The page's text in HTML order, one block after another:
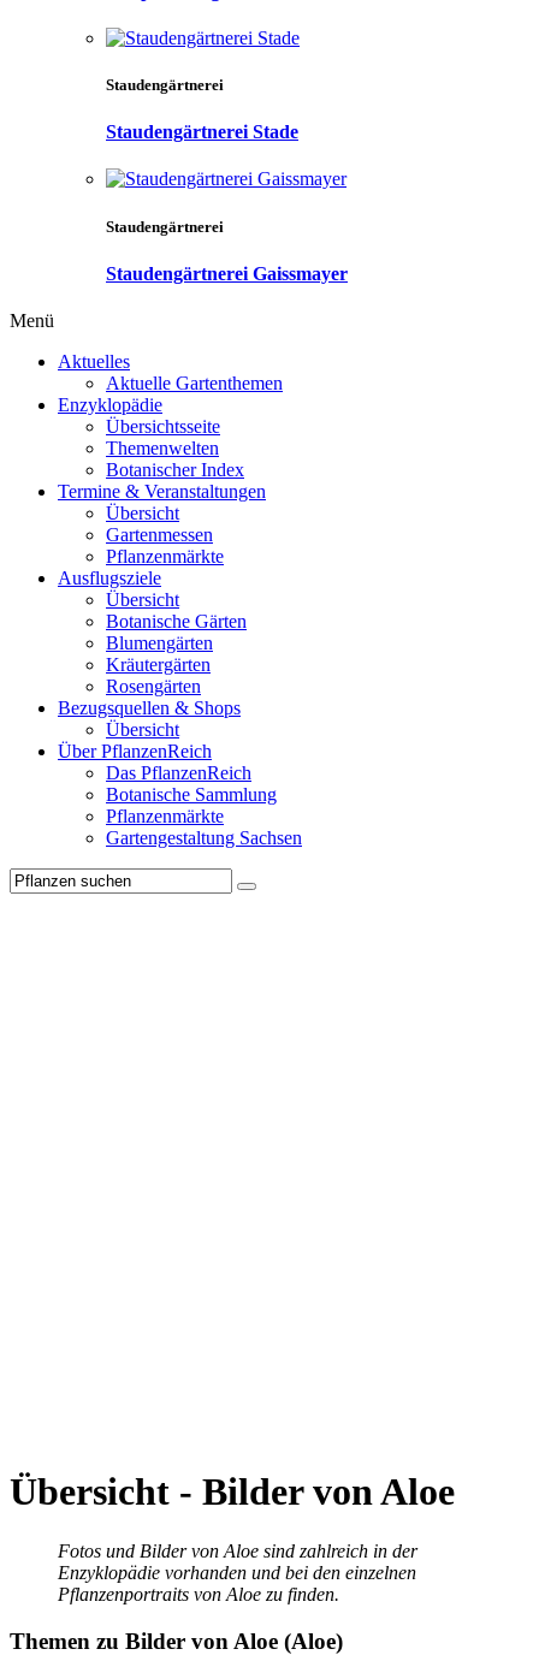
Staudengärtnerei
Staudengärtnerei Stade
Staudengärtnerei
Staudengärtnerei Gaissmayer
Menü
Aktuelles
Aktuelle Gartenthemen
Enzyklopädie
Übersichtsseite
Themenwelten
Botanischer Index
Termine & Veranstaltungen
Übersicht
Gartenmessen
Pflanzenmärkte
Ausflugsziele
Übersicht
Botanische Gärten
Blumengärten
Kräutergärten
Rosengärten
Bezugsquellen & Shops
Übersicht
Über PflanzenReich
Das PflanzenReich
Botanische Sammlung
Pflanzenmärkte
Gartengestaltung Sachsen
Übersicht - Bilder von Aloe
Fotos und Bilder von Aloe sind zahlreich in der
Enzyklopädie vorhanden und bei den einzelnen
Pflanzenportraits von Aloe zu finden.
Themen zu Bilder von Aloe (Aloe)